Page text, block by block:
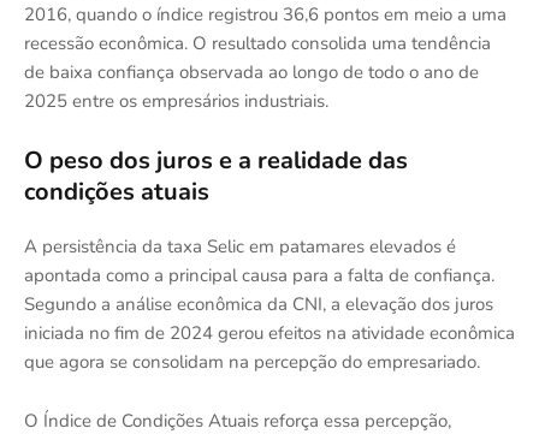
2016, quando o índice registrou 36,6 pontos em meio a uma
recessão econômica. O resultado consolida uma tendência
de baixa confiança observada ao longo de todo o ano de
2025 entre os empresários industriais.
O peso dos juros e a realidade das
condições atuais
A persistência da taxa Selic em patamares elevados é
apontada como a principal causa para a falta de confiança.
Segundo a análise econômica da CNI, a elevação dos juros
iniciada no fim de 2024 gerou efeitos na atividade econômica
que agora se consolidam na percepção do empresariado.
O Índice de Condições Atuais reforça essa percepção,